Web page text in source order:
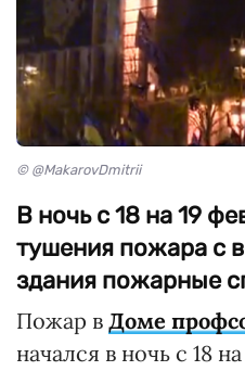
© @MakarovDmitrii
В ночь с 18 на 19
тушения пожара с
здания пожарные
Пожар в Доме
начался в ночь с 18